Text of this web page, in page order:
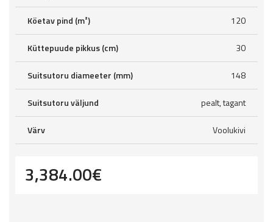
Köetav pind (m²) 120
Küttepuude pikkus (cm) 30
Suitsutoru diameeter (mm) 148
Suitsutoru väljund pealt, tagant
Värv Voolukivi
3,384.00€